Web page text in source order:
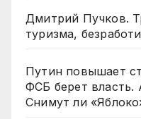
Дмитрий Пучков.
туризма,
Путин повышает
ФСБ берет власть.
Снимут ли